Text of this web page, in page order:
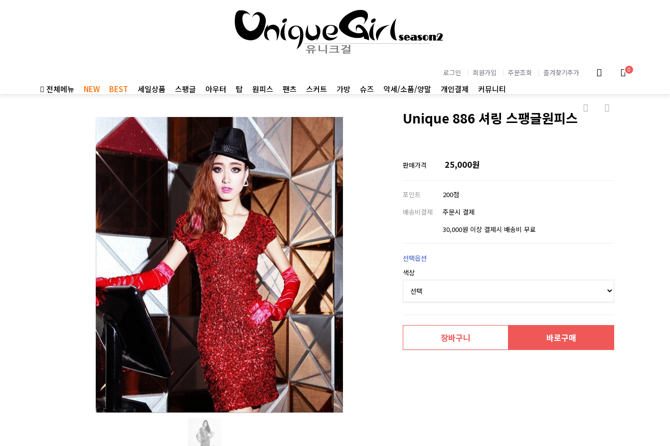
로그인 회원가입 주문조회 즐겨찾기추가
전체메뉴 NEW BEST 세일상품 스팽글 아우터 탑 원피스 팬츠 스커트 가방 슈즈 악세/소품/양말 개인결제 커뮤니티
0
Unique 886 셔링 스팽글원피스
판매가격 25,000원
포인트
200점
배송비결제
주문시 결제
30,000원 이상 결제시 배송비 무료
선택옵션
색상
장바구니 바로구매